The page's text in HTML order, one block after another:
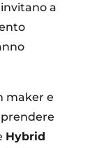
a
maker e
Hybrid